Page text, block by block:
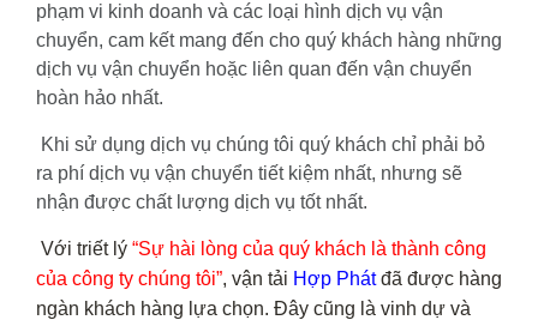
phạm vi kinh doanh và các loại hình dịch vụ vận
chuyển, cam kết mang đến cho quý khách hàng những
dịch vụ vận chuyển hoặc liên quan đến vận chuyển
hoàn hảo nhất.
Khi sử dụng dịch vụ chúng tôi quý khách chỉ phải bỏ
ra phí dịch vụ vận chuyển tiết kiệm nhất, nhưng sẽ
nhận được chất lượng dịch vụ tốt nhất.
Với triết lý “Sự hài lòng của quý khách là thành công
của công ty chúng tôi”, vận tải Hợp Phátđã được hàng
ngàn khách hàng lựa chọn. Đây cũng là vinh dự và